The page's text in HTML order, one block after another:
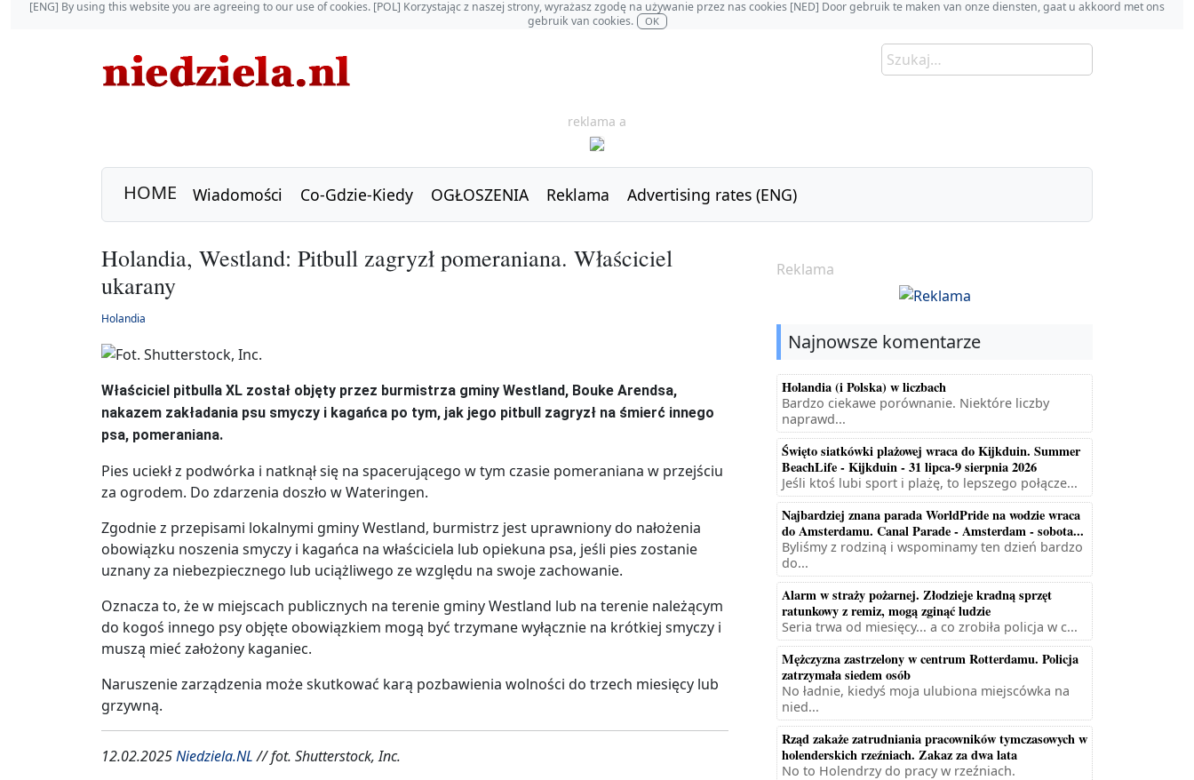
[ENG] By using this website you are agreeing to our use of cookies. [POL] Korzystając z naszej strony, wyrażasz zgodę na używanie przez nas cookies [NED] Door gebruik te maken van onze diensten, gaat u akkoord met ons
gebruik van cookies.
OK
reklama a
HOME Wiadomości Co-Gdzie-Kiedy OGŁOSZENIA Reklama Advertising rates (ENG)
Holandia, Westland: Pitbull zagryzł pomeraniana. Właściciel
ukarany
Holandia
Właściciel pitbulla XL został objęty przez burmistrza gminy Westland, Bouke Arendsa,
nakazem zakładania psu smyczy i kagańca po tym, jak jego pitbull zagryzł na śmierć innego
psa, pomeraniana.
Pies uciekł z podwórka i natknął się na spacerującego w tym czasie pomeraniana w przejściu
za ogrodem. Do zdarzenia doszło w Wateringen.
Zgodnie z przepisami lokalnymi gminy Westland, burmistrz jest uprawniony do nałożenia
obowiązku noszenia smyczy i kagańca na właściciela lub opiekuna psa, jeśli pies zostanie
uznany za niebezpiecznego lub uciążliwego ze względu na swoje zachowanie.
Oznacza to, że w miejscach publicznych na terenie gminy Westland lub na terenie należącym
do kogoś innego psy objęte obowiązkiem mogą być trzymane wyłącznie na krótkiej smyczy i
muszą mieć założony kaganiec.
Naruszenie zarządzenia może skutkować karą pozbawienia wolności do trzech miesięcy lub
grzywną.
12.02.2025Niedziela.NL// fot. Shutterstock, Inc.
Reklama
Najnowsze komentarze
Holandia (i Polska) w liczbach
Bardzo ciekawe porównanie. Niektóre liczby
naprawd...
Święto siatkówki plażowej wraca do Kijkduin. Summer
BeachLife - Kijkduin - 31 lipca-9 sierpnia 2026
Jeśli ktoś lubi sport i plażę, to lepszego połącze...
Najbardziej znana parada WorldPride na wodzie wraca
do Amsterdamu. Canal Parade - Amsterdam - sobota...
Byliśmy z rodziną i wspominamy ten dzień bardzo
do...
Alarm w straży pożarnej. Złodzieje kradną sprzęt
ratunkowy z remiz, mogą zginąć ludzie
Seria trwa od miesięcy... a co zrobiła policja w c...
Mężczyzna zastrzelony w centrum Rotterdamu. Policja
zatrzymała siedem osób
No ładnie, kiedyś moja ulubiona miejscówka na
nied...
Rząd zakaże zatrudniania pracowników tymczasowych w
holenderskich rzeźniach. Zakaz za dwa lata
No to Holendrzy do pracy w rzeźniach.